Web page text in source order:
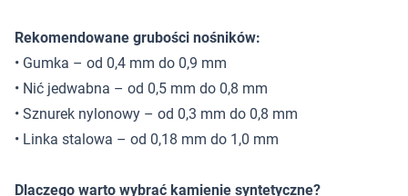
Rekomendowane grubości nośników:
• Gumka – od 0,4 mm do 0,9 mm
• Nić jedwabna – od 0,5 mm do 0,8 mm
• Sznurek nylonowy – od 0,3 mm do 0,8 mm
• Linka stalowa – od 0,18 mm do 1,0 mm
Dlaczego warto wybrać kamienie syntetyczne?